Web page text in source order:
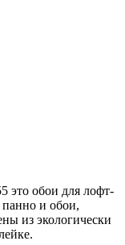
это обои для лофт-
панно и обои,
из экологически